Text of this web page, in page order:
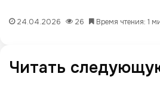
24.04.2026 26 Время чтения: 1
Читать